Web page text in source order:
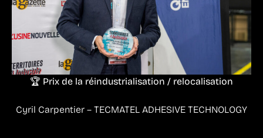
🏆 Prix de la réindustrialisation / relocalisation
Cyril Carpentier – TECMATEL ADHESIVE TECHNOLOGY